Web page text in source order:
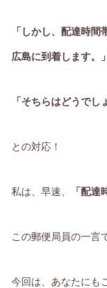
「しかし、配達時
広島に到着します。」
「そちらはどうでし
との対応！
私は、早速、 「配達
この郵便局員の一言
今回は、あなたにも